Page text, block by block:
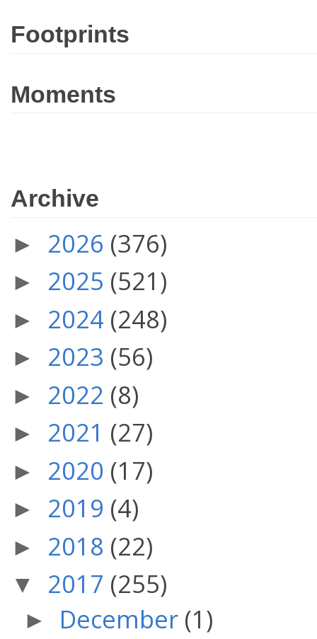
Footprints
Moments
Archive
► 2026 (376)
► 2025 (521)
► 2024 (248)
► 2023 (56)
► 2022 (8)
► 2021 (27)
► 2020 (17)
► 2019 (4)
► 2018 (22)
▼ 2017 (255)
► December (1)